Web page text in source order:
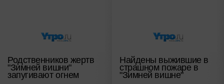
Родственников жертв
"Зимней вишни"
запугивают огнем
Найдены выжившие в
страшном пожаре в
"Зимней вишне"